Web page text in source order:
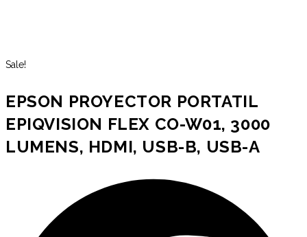
Sale!
EPSON PROYECTOR PORTATIL
EPIQVISION FLEX CO-W01, 3000
LUMENS, HDMI, USB-B, USB-A